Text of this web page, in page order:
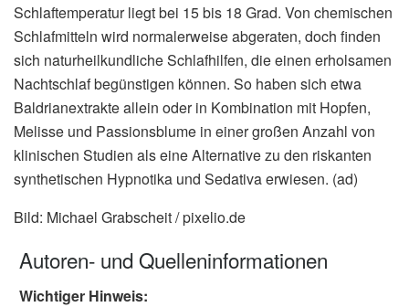
Schlaftemperatur liegt bei 15 bis 18 Grad. Von chemischen
Schlafmitteln wird normalerweise abgeraten, doch finden
sich naturheilkundliche Schlafhilfen, die einen erholsamen
Nachtschlaf begünstigen können. So haben sich etwa
Baldrianextrakte allein oder in Kombination mit Hopfen,
Melisse und Passionsblume in einer großen Anzahl von
klinischen Studien als eine Alternative zu den riskanten
synthetischen Hypnotika und Sedativa erwiesen. (ad)
Bild: Michael Grabscheit / pixelio.de
Autoren- und Quelleninformationen
Wichtiger Hinweis: